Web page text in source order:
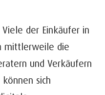
der Einkäufer in
mittlerweile die
und Verkäufern
sich